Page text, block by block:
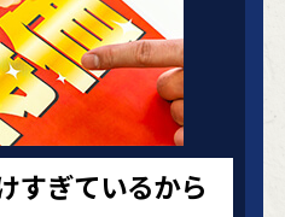
すぎているから